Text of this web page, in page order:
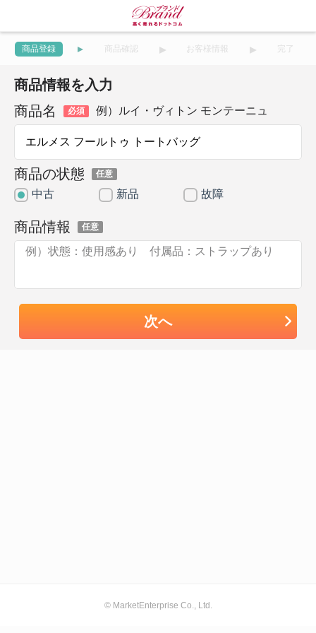
商品登録 商品確認 お客様情報 完了
商品情報を入力
商品名
必須 例）ルイ・ヴィトン モンテーニュ
商品の状態 任意
中古 新品 故障
商品情報 任意
次へ
© MarketEnterprise Co., Ltd.